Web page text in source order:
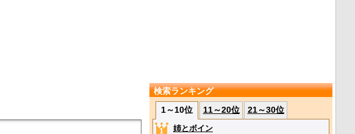
検索ランキング
1～10位
11～20位 21～30位
姉とボイン